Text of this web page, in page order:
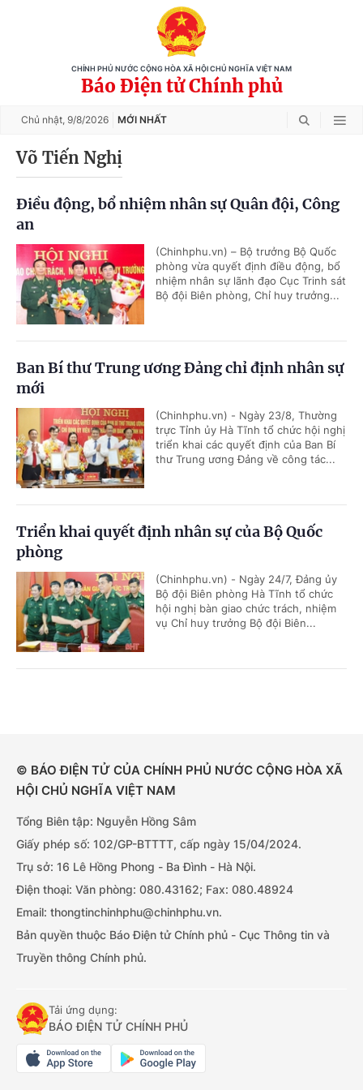
CHÍNH PHỦ NƯỚC CỘNG HÒA XÃ HỘI CHỦ NGHĨA VIỆT NAM
Báo Điện tử Chính phủ
Chủ nhật, 9/8/2026 MỚI NHẤT
Võ Tiến Nghị
Điều động, bổ nhiệm nhân sự Quân đội, Công
an
(Chinhphu.vn) – Bộ trưởng Bộ Quốc
phòng vừa quyết định điều động, bổ
nhiệm nhân sự lãnh đạo Cục Trinh sát
Bộ đội Biên phòng, Chỉ huy trưởng...
Ban Bí thư Trung ương Đảng chỉ định nhân sự
mới
(Chinhphu.vn) - Ngày 23/8, Thường
trực Tỉnh ủy Hà Tĩnh tổ chức hội nghị
triển khai các quyết định của Ban Bí
thư Trung ương Đảng về công tác...
Triển khai quyết định nhân sự của Bộ Quốc
phòng
(Chinhphu.vn) - Ngày 24/7, Đảng ủy
Bộ đội Biên phòng Hà Tĩnh tổ chức
hội nghị bàn giao chức trách, nhiệm
vụ Chỉ huy trưởng Bộ đội Biên...
© BÁO ĐIỆN TỬ CỦA CHÍNH PHỦ NƯỚC CỘNG HÒA XÃ
HỘI CHỦ NGHĨA VIỆT NAM
Tổng Biên tập: Nguyễn Hồng Sâm
Giấy phép số: 102/GP-BTTTT, cấp ngày 15/04/2024.
Trụ sở: 16 Lê Hồng Phong - Ba Đình - Hà Nội.
Điện thoại: Văn phòng: 080.43162; Fax: 080.48924
Email: thongtinchinhphu@chinhphu.vn.
Bản quyền thuộc Báo Điện tử Chính phủ - Cục Thông tin và
Truyền thông Chính phủ.
Tải ứng dụng:
BÁO ĐIỆN TỬ CHÍNH PHỦ